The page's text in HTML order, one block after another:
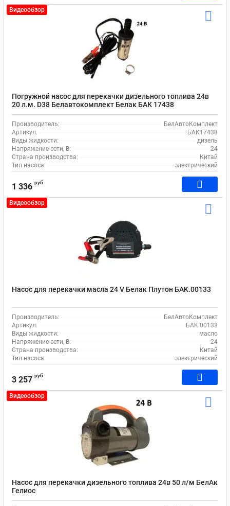
Видеообзор
Погружной насос для перекачки дизельного топлива 24в
20 л.м. D38 Белавтокомплект Белак БАК 17438
Производитель:
БелАвтоКомплект
Артикул:
БАК17438
Виды жидкости:
дизель
Напряжение сети, В:
24
Страна производства:
Китай
Тип насоса:
электрический
1 336 руб
Видеообзор
Насос для перекачки масла 24 V Белак Плутон БAK.00133
Производитель:
БелАвтоКомплект
Артикул:
БAK.00133
Виды жидкости:
масло
Напряжение сети, В:
24
Страна производства:
Китай
Тип насоса:
электрический
3 257 руб
Видеообзор
Насос для перекачки дизельного топлива 24в 50 л/м БелАк
Гелиос